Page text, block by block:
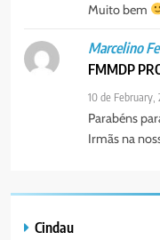
Muito bem
Marcelino
FMMDP
10 de February,
Parabéns
Irmãs na
Cindau